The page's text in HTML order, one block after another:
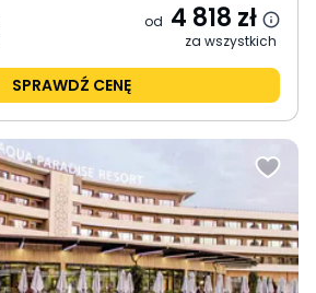
od 4 818 zł
za wszystkich
SPRAWDŹ CENĘ